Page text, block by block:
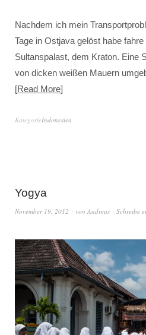
Nachdem ich mein
Tage in Ostjava gelöst habe
Sultanspalast, dem Kraton. Eine
von dicken weißen Mauern
Read More
KategorieIndonesien
Yogya
November 19, 2012 von Andreas Schreibe